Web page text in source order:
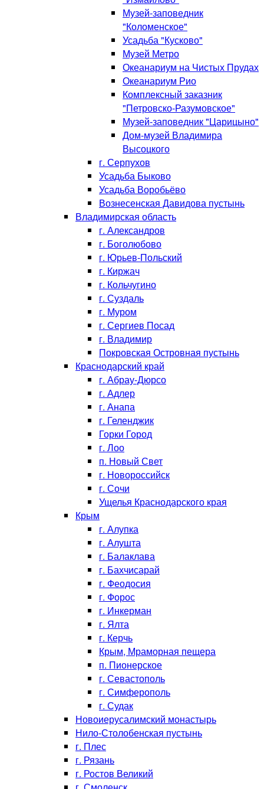
Музей-заповедник
"Коломенское"
Усадьба "Кусково"
Музей Метро
Океанариум на Чистых Прудах
Океанариум Рио
Комплексный заказник
"Петровско-Разумовское"
Музей-заповедник "Царицыно"
Дом-музей Владимира
Высоцкого
г. Серпухов
Усадьба Быково
Усадьба Воробьёво
Вознесенская Давидова пустынь
Владимирская область
г. Александров
г. Боголюбово
г. Юрьев-Польский
г. Киржач
г. Кольчугино
г. Суздаль
г. Муром
г. Сергиев Посад
г. Владимир
Покровская Островная пустынь
Краснодарский край
г. Абрау-Дюрсо
г. Адлер
г. Анапа
г. Геленджик
Горки Город
г. Лоо
п. Новый Свет
г. Новороссийск
г. Сочи
Ущелья Краснодарского края
Крым
г. Алупка
г. Алушта
г. Балаклава
г. Бахчисарай
г. Феодосия
г. Форос
г. Инкерман
г. Ялта
г. Керчь
Крым, Мраморная пещера
п. Пионерское
г. Севастополь
г. Симферополь
г. Судак
Новоиерусалимский монастырь
Нило-Столобенская пустынь
г. Плес
г. Рязань
г. Ростов Великий